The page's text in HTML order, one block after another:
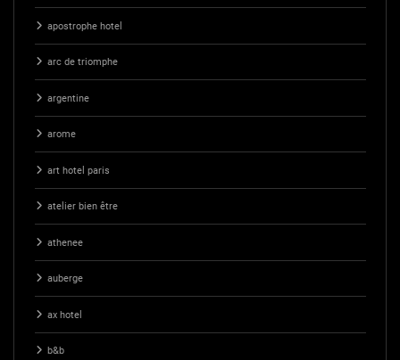
apostrophe hotel
arc de triomphe
argentine
arome
art hotel paris
atelier bien être
athenee
auberge
ax hotel
b&b